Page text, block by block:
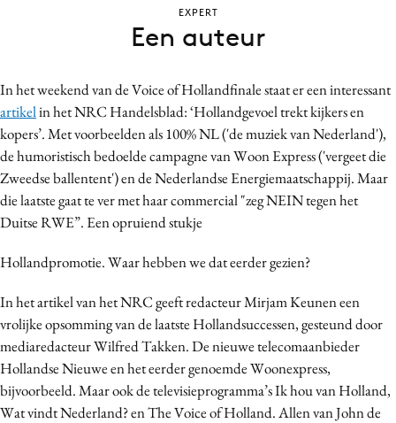
Contentmarketing
Craft
Customer Experience
Data & Insights
Design
Digital transformation
Diversiteit
Gedragsverandering
Influencer marketing
Interne communicatie
Martech
Media
In het weekend van de Voice of Hollandfinale staat er een interessant
artikelin het NRC Handelsblad: ‘Hollandgevoel trekt kijkers en
kopers’. Met voorbeelden als 100% NL ('de muziek van Nederland'),
de humoristisch bedoelde campagne van Woon Express ('vergeet die
Zweedse ballentent') en de Nederlandse Energiemaatschappij. Maar
die laatste gaat te ver met haar commercial "zeg NEIN tegen het
Duitse RWE”. Een opruiend stukje
Hollandpromotie. Waar hebben we dat eerder gezien?
In het artikel van het NRC geeft redacteur Mirjam Keunen een
vrolijke opsomming van de laatste Hollandsuccessen, gesteund door
mediaredacteur Wilfred Takken. De nieuwe telecomaanbieder
Hollandse Nieuwe en het eerder genoemde Woonexpress,
bijvoorbeeld. Maar ook de televisieprogramma’s Ik hou van Holland,
Wat vindt Nederland? en The Voice of Holland. Allen van John de
EXPERT
Een auteur